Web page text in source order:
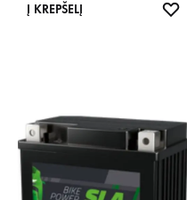
Į KREPŠELĮ